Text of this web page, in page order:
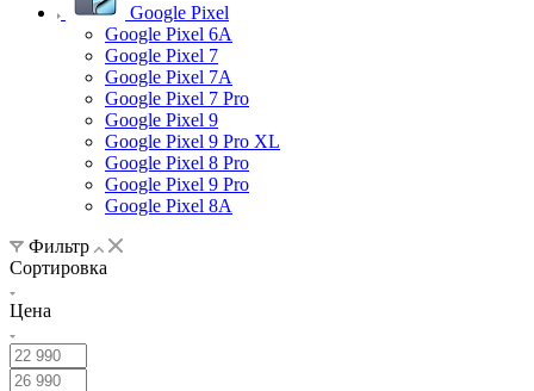
Google Pixel
Google Pixel 6A
Google Pixel 7
Google Pixel 7А
Google Pixel 7 Pro
Google Pixel 9
Google Pixel 9 Pro XL
Google Pixel 8 Pro
Google Pixel 9 Pro
Google Pixel 8A
Фильтр
Сортировка
Цена